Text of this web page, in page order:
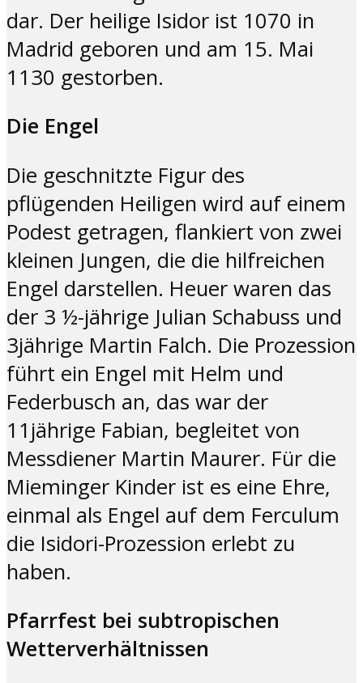
dar. Der heilige Isidor ist 1070 in
Madrid geboren und am 15. Mai
1130 gestorben.
Die Engel
Die geschnitzte Figur des
pflügenden Heiligen wird auf einem
Podest getragen, flankiert von zwei
kleinen Jungen, die die hilfreichen
Engel darstellen. Heuer waren das
der 3 ½-jährige Julian Schabuss und
3jährige Martin Falch. Die Prozession
führt ein Engel mit Helm und
Federbusch an, das war der
11jährige Fabian, begleitet von
Messdiener Martin Maurer. Für die
Mieminger Kinder ist es eine Ehre,
einmal als Engel auf dem Ferculum
die Isidori-Prozession erlebt zu
haben.
Pfarrfest bei subtropischen
Wetterverhältnissen